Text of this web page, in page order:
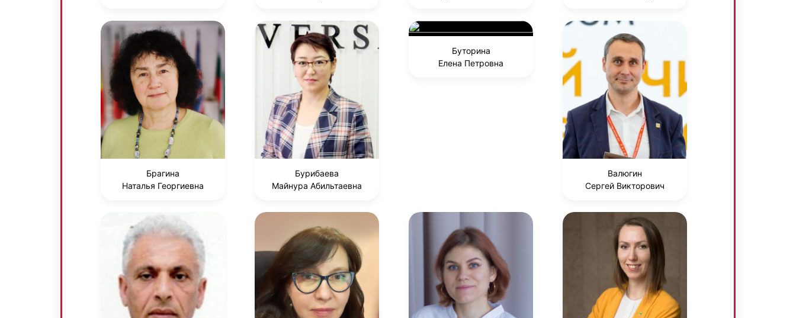
Брагина
Наталья Георгиевна
Бурибаева
Майнура Абильтаевна
Буторина
Елена Петровна
Валюгин
Сергей Викторович